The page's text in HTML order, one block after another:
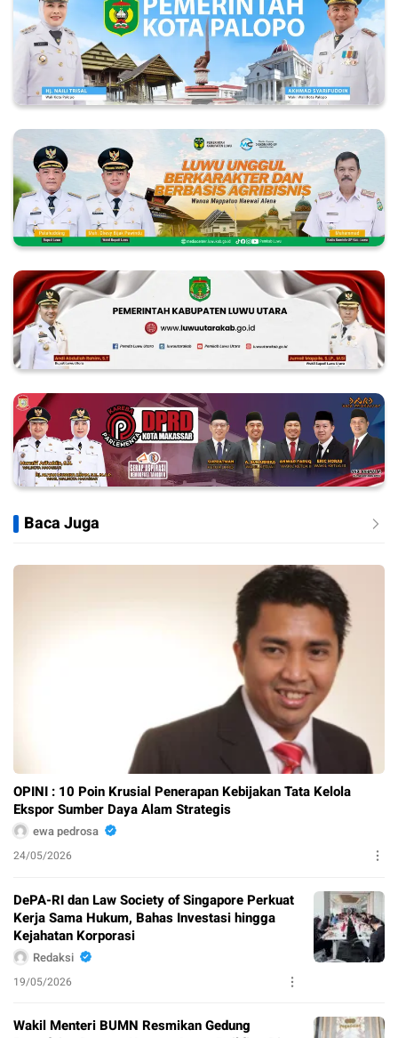
Baca Juga
OPINI : 10 Poin Krusial Penerapan Kebijakan Tata Kelola
Ekspor Sumber Daya Alam Strategis
ewa pedrosa
24/05/2026
DePA-RI dan Law Society of Singapore Perkuat
Kerja Sama Hukum, Bahas Investasi hingga
Kejahatan Korporasi
Redaksi
19/05/2026
Wakil Menteri BUMN Resmikan Gedung